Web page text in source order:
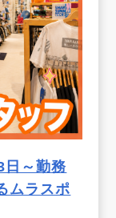
日～勤務
ムラスポ